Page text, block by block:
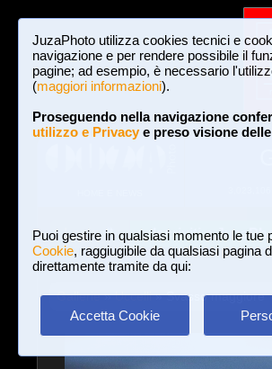
JuzaPhoto utilizza cookies tecnici e
navigazione e per rendere possibile il
pagine; ad esempio, è necessario
(maggiori informazioni).
Proseguendo nella navigazione
utilizzo e Privacye preso visione
Puoi gestire in qualsiasi momento le tue
Cookie, raggiugibile da qualsiasi pagina
direttamente tramite da qui:
Accetta Cookie
Login Iscriviti a
Gallerie»Uccelli» Svasso maggiore